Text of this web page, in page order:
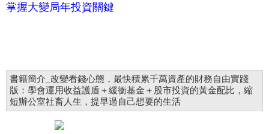
掌握大變局年投資關鍵
書籍簡介_改變看錢心態，最快積累千萬資產的財務自由實踐
版：學會運用收益護盾＋緩衝基金＋股市投資的黃金配比，縮
短辦公室社畜人生，提早過自己想要的生活